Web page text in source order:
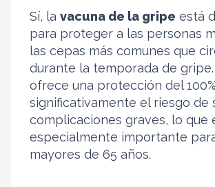
Sí, la vacuna de la gripe está
para proteger a las personas
las cepas más comunes que
durante la temporada de
ofrece una protección del
significativamente el riesgo de
complicaciones graves, lo que
especialmente importante
mayores de 65 años.